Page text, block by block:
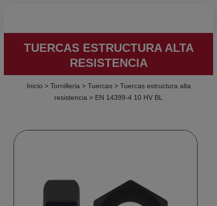
TUERCAS ESTRUCTURA ALTA
RESISTENCIA
Inicio > Tornilleria > Tuercas> Tuercas estructura alta
resistencia > EN 14399-4 10 HV BL